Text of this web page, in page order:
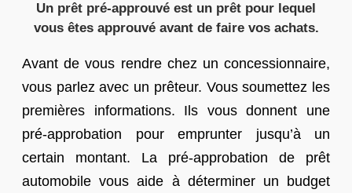
Un prêt pré-approuvé est un prêt pour lequel
vous êtes approuvé avant de faire vos achats.
Avant de vous rendre chez un concessionnaire,
vous parlez avec un prêteur. Vous soumettez les
premières informations. Ils vous donnent une
pré-approbation pour emprunter jusqu’à un
certain montant. La pré-approbation de prêt
automobile vous aide à déterminer un budget